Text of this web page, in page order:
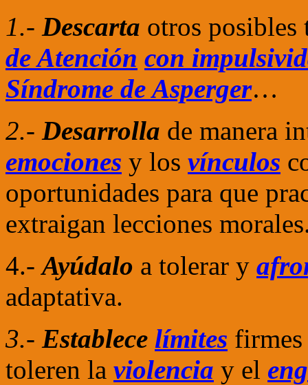
1.- Descarta otros posibles
de Atención con
Síndrome de Asperger…
2.- Desarrolla de manera
emociones y los vínculos
oportunidades para que
extraigan lecciones
4.-Ayúdalo a tolerar y
adaptativa.
3.- Establece límites firmes
toleren la violencia y el